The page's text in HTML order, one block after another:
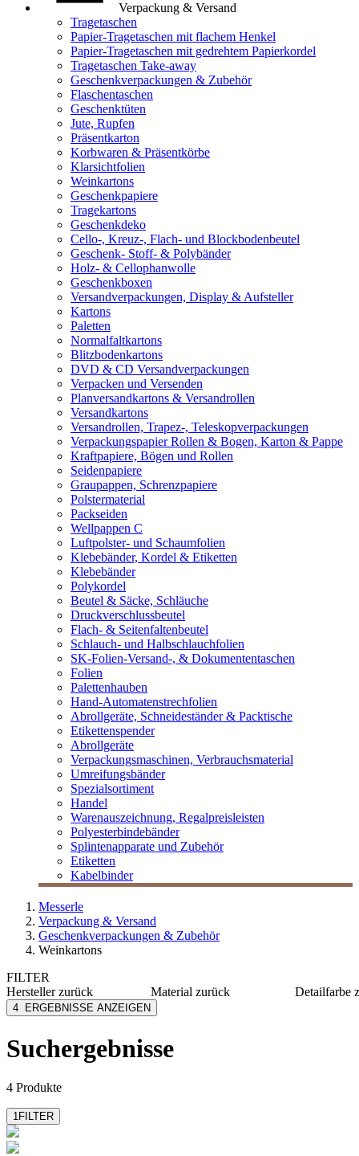
Verpackung & Versand
Tragetaschen
Papier-Tragetaschen mit flachem Henkel
Papier-Tragetaschen mit gedrehtem Papierkordel
Tragetaschen Take-away
Geschenkverpackungen & Zubehör
Flaschentaschen
Geschenktüten
Jute, Rupfen
Präsentkarton
Korbwaren & Präsentkörbe
Klarsichtfolien
Weinkartons
Geschenkpapiere
Tragekartons
Geschenkdeko
Cello-, Kreuz-, Flach- und Blockbodenbeutel
Geschenk- Stoff- & Polybänder
Holz- & Cellophanwolle
Geschenkboxen
Versandverpackungen, Display & Aufsteller
Kartons
Paletten
Normalfaltkartons
Blitzbodenkartons
DVD & CD Versandverpackungen
Verpacken und Versenden
Planversandkartons & Versandrollen
Versandkartons
Versandrollen, Trapez-, Teleskopverpackungen
Verpackungspapier Rollen & Bogen, Karton & Pappe
Kraftpapiere, Bögen und Rollen
Seidenpapiere
Graupappen, Schrenzpapiere
Polstermaterial
Packseiden
Wellpappen C
Luftpolster- und Schaumfolien
Klebebänder, Kordel & Etiketten
Klebebänder
Polykordel
Beutel & Säcke, Schläuche
Druckverschlussbeutel
Flach- & Seitenfaltenbeutel
Schlauch- und Halbschlauchfolien
SK-Folien-Versand-, & Dokumententaschen
Folien
Palettenhauben
Hand-Automatenstrechfolien
Abrollgeräte, Schneideständer & Packtische
Etikettenspender
Abrollgeräte
Verpackungsmaschinen, Verbrauchsmaterial
Umreifungsbänder
Spezialsortiment
Handel
Warenauszeichnung, Regalpreisleisten
Polyesterbindebänder
Splintenapparate und Zubehör
Etiketten
Kabelbinder
Messerle
Verpackung & Versand
Geschenkverpackungen & Zubehör
Weinkartons
FILTER
Herstellerzurück
MESSERLE
Material zurück
Detailfarbe
4 ERGEBNISSE ANZEIGEN
Suchergebnisse
4 Produkte
1FILTER